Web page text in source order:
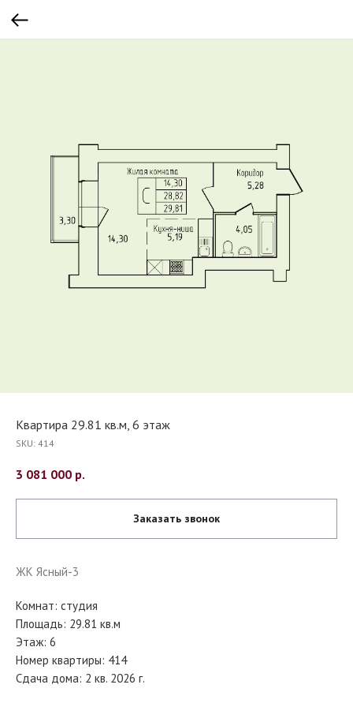
Квартира 29.81 кв.м, 6 этаж
SKU: 414
3 081 000 р.
Заказать звонок
ЖК Ясный-3
Комнат: студия
Площадь: 29.81 кв.м
Этаж: 6
Номер квартиры: 414
Сдача дома: 2 кв. 2026 г.